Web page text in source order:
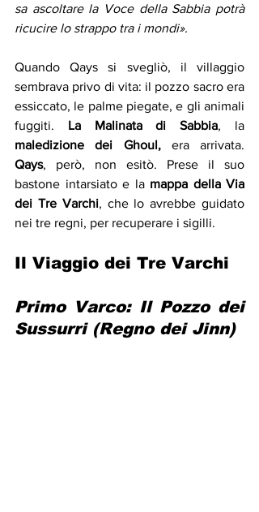
sa ascoltare la Voce della Sabbia potrà
ricucire lo strappo tra i mondi».
Quando Qays si svegliò, il villaggio
sembrava privo di vita: il pozzo sacro era
essiccato, le palme piegate, e gli animali
fuggiti. La Malinata di Sabbia
maledizione dei Ghoul,
Qays, però, non esitò. Prese il suo
bastone intarsiato e la mappa della Via
dei Tre Varchi, che lo avrebbe guidato
nei tre regni, per recuperare i sigilli.
Il Viaggio dei Tre Varchi
Primo Varco: Il Pozzo dei
Sussurri (Regno dei Jinn)